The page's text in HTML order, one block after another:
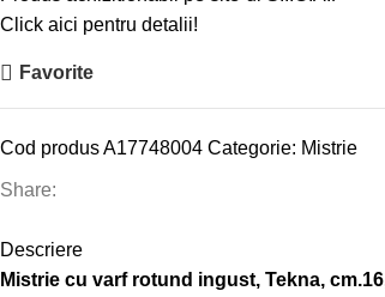
Click aici pentru detalii!
Favorite
Cod produsA17748004 Categorie: Mistrie
Share:
Descriere
Mistrie cu varf rotund ingust, Tekna,